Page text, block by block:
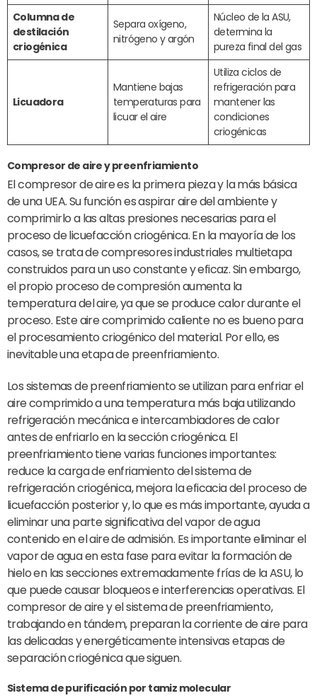
Columna de
destilación
criogénica
Separa oxígeno,
nitrógeno y argón
Núcleo de la ASU,
determina la
pureza final del gas
Licuadora
Mantiene bajas
temperaturas para
licuar el aire
Utiliza ciclos de
refrigeración para
mantener las
condiciones
criogénicas
Compresor de airey preenfriamiento
El compresor de aire es la primera pieza y la más básica
de una UEA. Su función es aspirar aire del ambiente y
comprimirlo a las altas presiones necesarias para el
proceso de licuefacción criogénica. En la mayoría de los
casos, se trata de compresores industriales multietapa
construidos para un uso constante y eficaz. Sin embargo,
el propio proceso de compresión aumenta la
temperatura del aire, ya que se produce calor durante el
proceso. Este aire comprimido caliente no es bueno para
el procesamiento criogénico del material. Por ello, es
inevitable una etapa de preenfriamiento.
Los sistemas de preenfriamiento se utilizan para enfriar el
aire comprimido a una temperatura más baja utilizando
refrigeración mecánica e intercambiadores de calor
antes de enfriarlo en la sección criogénica. El
preenfriamiento tiene varias funciones importantes:
reduce la carga de enfriamiento del sistema de
refrigeración criogénica, mejora la eficacia del proceso de
licuefacción posterior y, lo que es más importante, ayuda a
eliminar una parte significativa del vapor de agua
contenido en el aire de admisión. Es importante eliminar el
vapor de agua en esta fase para evitar la formación de
hielo en las secciones extremadamente frías de la ASU, lo
que puede causar bloqueos e interferencias operativas. El
compresor de aire y el sistema de preenfriamiento,
trabajando en tándem, preparan la corriente de aire para
las delicadas y energéticamente intensivas etapas de
separación criogénica que siguen.
Sistema de purificación por tamiz molecular